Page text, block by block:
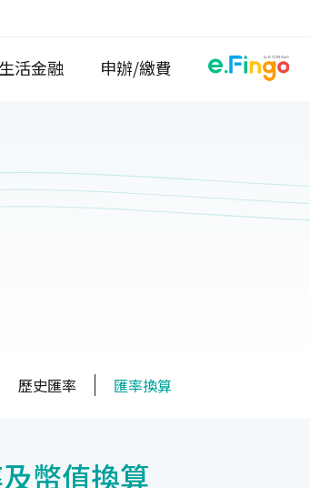
生活金融 申辦/繳費
歷史匯率 匯率換算
幣值換算